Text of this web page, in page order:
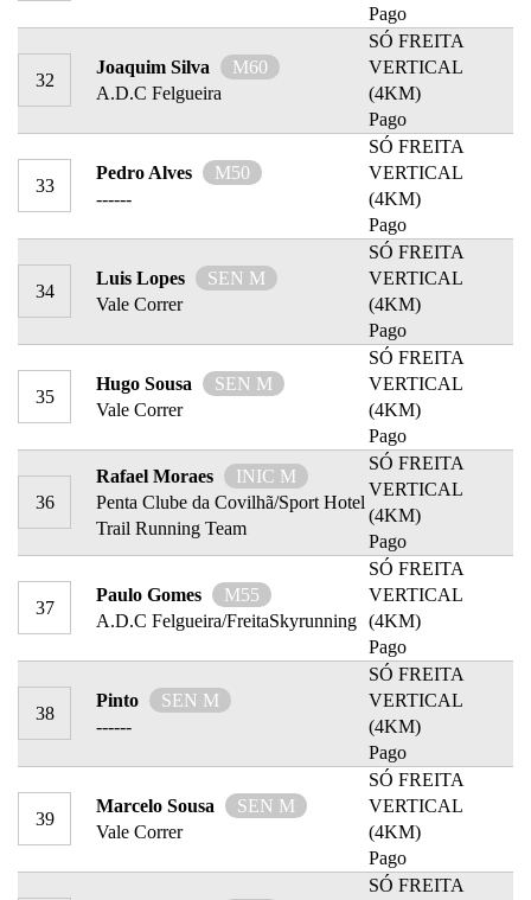
Pago
32
Joaquim Silva
M60
A.D.C Felgueira
SÓ FREITA
VERTICAL
(4KM)
Pago
33
Pedro Alves
M50
------
SÓ FREITA
VERTICAL
(4KM)
Pago
34
Luis Lopes
SEN M
Vale Correr
SÓ FREITA
VERTICAL
(4KM)
Pago
35
Hugo Sousa
SEN M
Vale Correr
SÓ FREITA
VERTICAL
(4KM)
Pago
36
Rafael Moraes
INIC M
Penta Clube da Covilhã/Sport Hotel
Trail Running Team
SÓ FREITA
VERTICAL
(4KM)
Pago
37
Paulo Gomes
M55
A.D.C Felgueira/FreitaSkyrunning
SÓ FREITA
VERTICAL
(4KM)
Pago
38
Pinto
SEN M
------
SÓ FREITA
VERTICAL
(4KM)
Pago
39
Marcelo Sousa
SEN M
Vale Correr
SÓ FREITA
VERTICAL
(4KM)
Pago
SÓ FREITA